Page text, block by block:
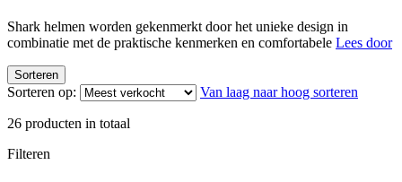
Shark helmen worden gekenmerkt door het unieke design in
combinatie met de praktische kenmerken en comfortabele Lees door
Sorteren
Sorteren op: Van laag naar hoog sorteren
26 producten in totaal
Filteren